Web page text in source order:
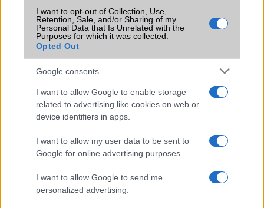
I want to opt-out of Collection, Use,
Retention, Sale, and/or Sharing of my
Personal Data that Is Unrelated with the
Purposes for which it was collected.
Opted Out
Google consents
I want to allow Google to enable storage
related to advertising like cookies on web or
device identifiers in apps.
I want to allow my user data to be sent to
Google for online advertising purposes.
I want to allow Google to send me
personalized advertising.
Kód-kikerülés: veszélyben a Samsung Galaxy mobilok!
Kint van a hibajavító iPhone frissítés
Itt az első iOS 7 hiba
iMessage bug az iOS 7-ben
Komoly gondok az Android 4.3 frissítéssel